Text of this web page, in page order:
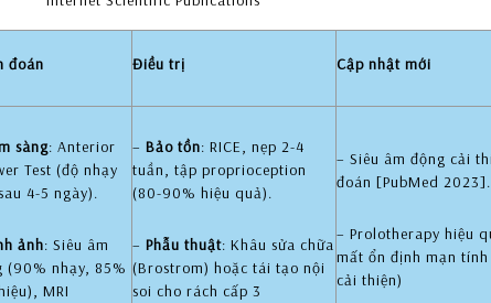
đoán Điều trị Cập nhật mới
sàng: Anterior
Test (độ nhạy
4-5 ngày).
ảnh: Siêu âm
(90% nhạy, 85%
MRI
– Bảo tồn: RICE, nẹp 2-4
tuần, tập proprioception
(80-90% hiệu quả).
– Phẫu thuật: Khâu sửa chữa
(Brostrom) hoặc tái tạo nội
soi cho rách cấp 3
– Siêu âm động cải
đoán [PubMed 2023].
– Prolotherapy hiệu
mất ổn định mạn tính
cải thiện)